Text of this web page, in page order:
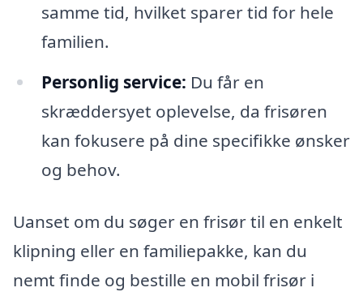
samme tid, hvilket sparer tid for hele
familien.
Personlig service: Du får en
skræddersyet oplevelse, da frisøren
kan fokusere på dine specifikke ønsker
og behov.
Uanset om du søger en frisør til en enkelt
klipning eller en familiepakke, kan du
nemt finde og bestille en mobil frisør i